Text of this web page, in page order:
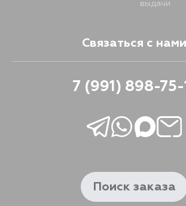
выдачи
Связаться с нами
7 (991) 898-75-
Поиск заказа